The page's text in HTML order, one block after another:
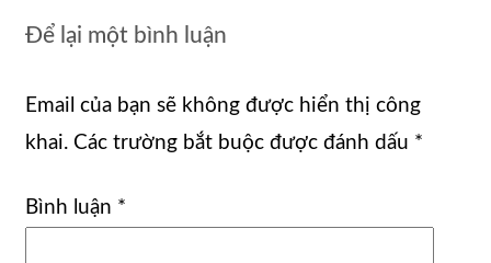
Để lại một bình luận
Email của bạn sẽ không được hiển thị công
khai. Các trường bắt buộc được đánh dấu *
Bình luận *